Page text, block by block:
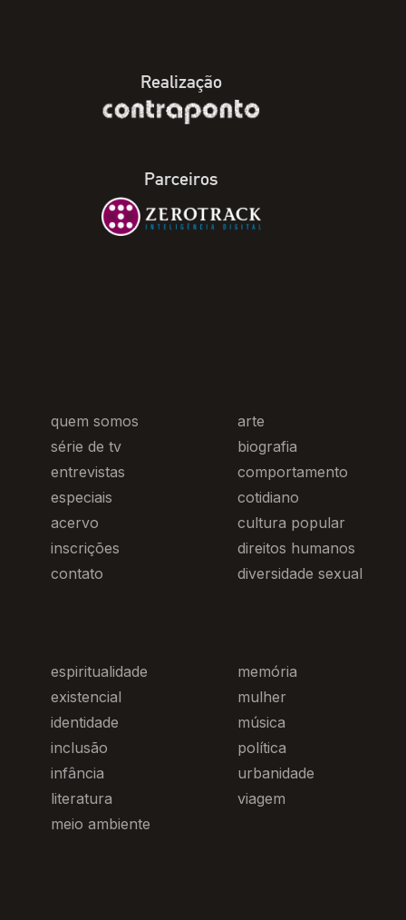
Realização
Parceiros
quem somos
série de tv
entrevistas
especiais
acervo
inscrições
contato
arte
biografia
comportamento
cotidiano
cultura popular
direitos humanos
diversidade sexual
espiritualidade
existencial
identidade
inclusão
infância
literatura
meio ambiente
memória
mulher
música
política
urbanidade
viagem